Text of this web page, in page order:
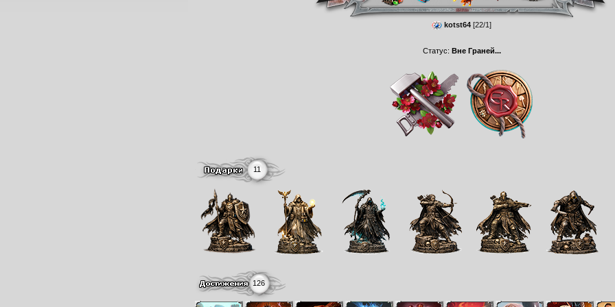
Статус: Вне Граней...
11
126
kotst64 [22/1]